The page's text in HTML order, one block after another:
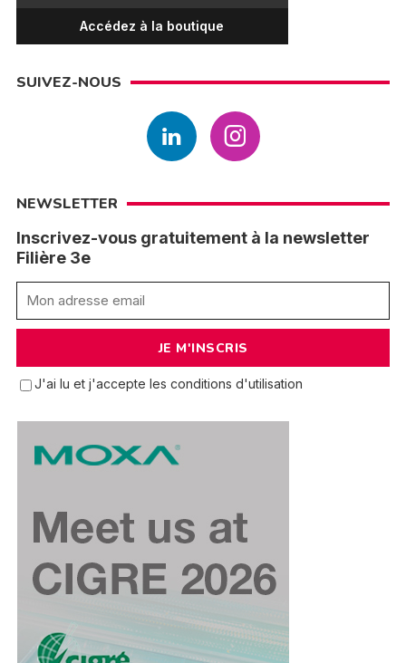
Accédez à la boutique
SUIVEZ-NOUS
NEWSLETTER
Inscrivez-vous gratuitement à la newsletter
Filière 3e
J'ai lu et j'accepte les conditions d'utilisation